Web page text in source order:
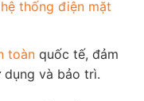
hệ thống điện mặt
toànquốc tế, đảm
và bảo trì.